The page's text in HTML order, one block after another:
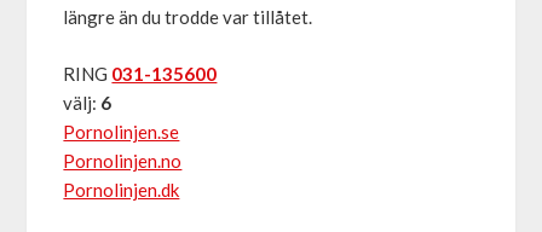
längre än du trodde var tillåtet.
RING 031-135600
välj: 6
Pornolinjen.se
Pornolinjen.no
Pornolinjen.dk